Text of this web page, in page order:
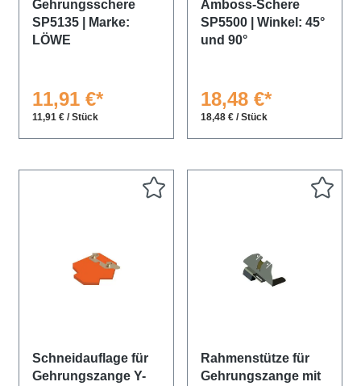
Gehrungsschere
SP5135 | Marke:
LÖWE
11,91 €*
11,91 € / Stück
Amboss-Schere
SP5500 | Winkel: 45°
und 90°
18,48 €*
18,48 € / Stück
Schneidauflage für
Gehrungszange Y-
Rahmenstütze für
Gehrungszange mit